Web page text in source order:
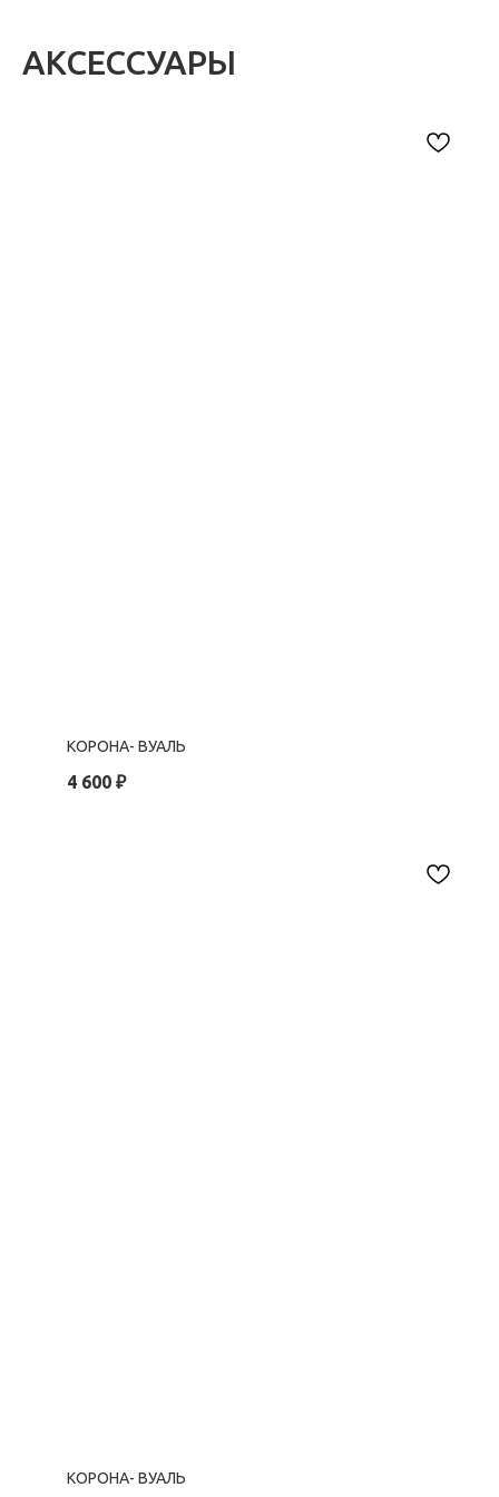
АКСЕССУАРЫ
КОРОНА- ВУАЛЬ
4 600 ₽
КОРОНА- ВУАЛЬ